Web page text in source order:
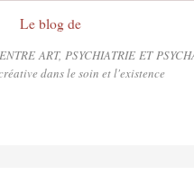
Le blog de
ART, PSYCHIATRIE ET
dans le soin et l'existence